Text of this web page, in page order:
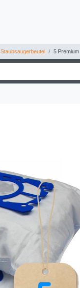
Staubsaugerbeutel 5